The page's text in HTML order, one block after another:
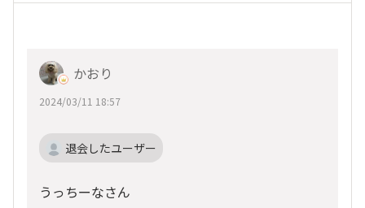
かおり
2024/03/11 18:57
退会したユーザー
うっちーなさん